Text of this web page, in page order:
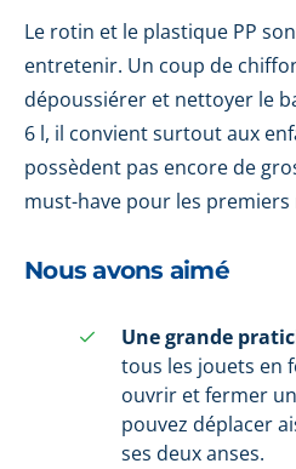
Le rotin et le plastique PP
entretenir. Un coup de
dépoussiérer et nettoyer le
6 l, il convient surtout aux
possèdent pas encore de
must-have pour les
Nous avons aimé
Une grande
tous les jouets en
ouvrir et fermer
pouvez déplacer
ses deux anses.